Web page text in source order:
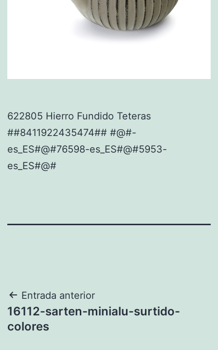
622805 Hierro Fundido Teteras
##8411922435474## #@#-
es_ES#@#76598-es_ES#@#5953-
es_ES#@#
Navegación
de
Entrada anterior
16112-sarten-minialu-surtido-
colores